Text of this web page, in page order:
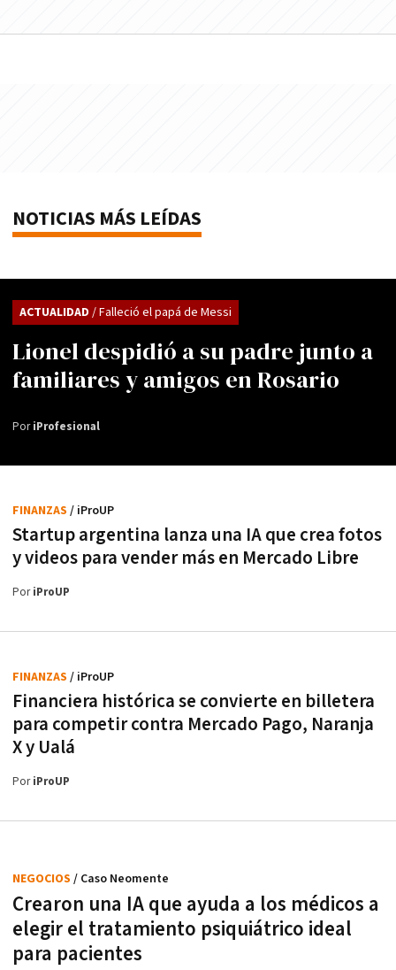
NOTICIAS MÁS LEÍDAS
Lionel despidió a su padre junto a
familiares y amigos en Rosario
ACTUALIDAD / Falleció el papá de Messi
PoriProfesional
Startup argentina lanza una IA que crea fotos
y videos para vender más en Mercado Libre
FINANZAS / iProUP
PoriProUP
Financiera histórica se convierte en billetera
para competir contra Mercado Pago, Naranja
X y Ualá
FINANZAS / iProUP
PoriProUP
Crearon una IA que ayuda a los médicos a
elegir el tratamiento psiquiátrico ideal
para pacientes
NEGOCIOS / Caso Neomente